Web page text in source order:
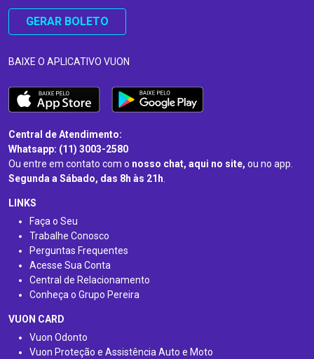
GERAR BOLETO
BAIXE O APLICATIVO VUON
Central de Atendimento:
Whatsapp: (11) 3003-2580
Ou entre em contato com o nosso chat, aqui no site, ou no app.
Segunda a Sábado, das 8h às 21h.
LINKS
Faça o Seu
Trabalhe Conosco
Perguntas Frequentes
Acesse Sua Conta
Central de Relacionamento
Conheça o Grupo Pereira
VUON CARD
Vuon Odonto
Vuon Proteção e Assistência Auto e Moto